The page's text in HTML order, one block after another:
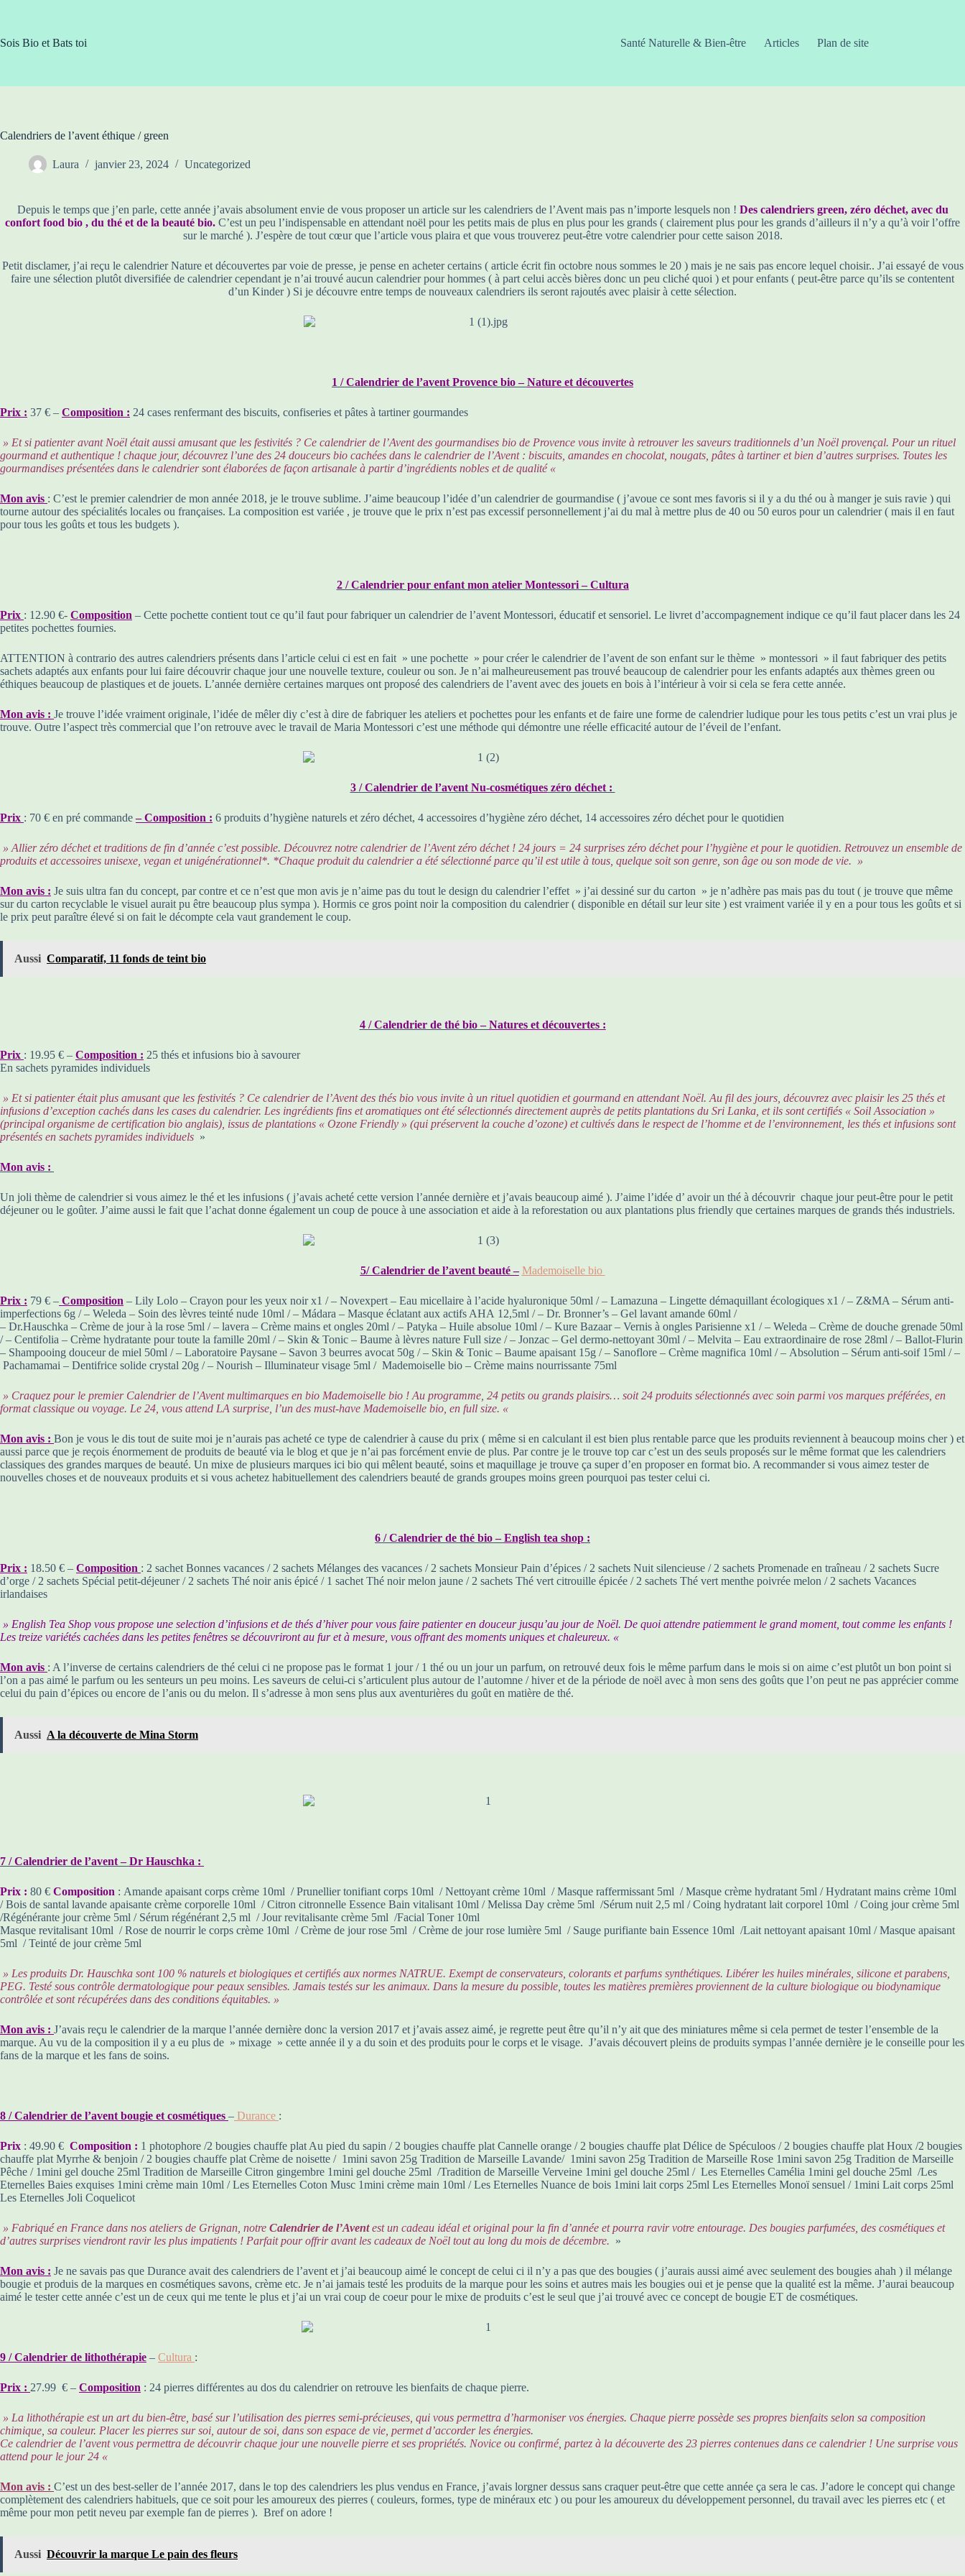
Sois Bio et Bats toi
Santé Naturelle & Bien-être Articles Plan de site
Calendriers de l’avent éthique / green
Laura janvier 23, 2024 Uncategorized
Depuis le temps que j’en parle, cette année j’avais absolument envie de vous proposer un article sur les calendriers de l’Avent mais pas n’importe lesquels non ! Des calendriers green, zéro déchet, avec du
confort food bio , du thé et de la beauté bio. C’est un peu l’indispensable en attendant noël pour les petits mais de plus en plus pour les grands ( clairement plus pour les grands d’ailleurs il n’y a qu’à voir l’offre
sur le marché ). J’espère de tout cœur que l’article vous plaira et que vous trouverez peut-être votre calendrier pour cette saison 2018.
Petit disclamer, j’ai reçu le calendrier Nature et découvertes par voie de presse, je pense en acheter certains ( article écrit fin octobre nous sommes le 20 ) mais je ne sais pas encore lequel choisir.. J’ai essayé de vous
faire une sélection plutôt diversifiée de calendrier cependant je n’ai trouvé aucun calendrier pour hommes ( à part celui accès bières donc un peu cliché quoi ) et pour enfants ( peut-être parce qu’ils se contentent
d’un Kinder ) Si je découvre entre temps de nouveaux calendriers ils seront rajoutés avec plaisir à cette sélection.
1 / Calendrier de l’avent Provence bio –Nature et découvertes
Prix : 37 € – Composition : 24 cases renfermant des biscuits, confiseries et pâtes à tartiner gourmandes
» Et si patienter avant Noël était aussi amusant que les festivités ? Ce calendrier de l’Avent des gourmandises bio de Provence vous invite à retrouver les saveurs traditionnels d’un Noël provençal. Pour un rituel
gourmand et authentique ! chaque jour, découvrez l’une des 24 douceurs bio cachées dans le calendrier de l’Avent : biscuits, amandes en chocolat, nougats, pâtes à tartiner et bien d’autres surprises. Toutes les
gourmandises présentées dans le calendrier sont élaborées de façon artisanale à partir d’ingrédients nobles et de qualité «
Mon avis : C’est le premier calendrier de mon année 2018, je le trouve sublime. J’aime beaucoup l’idée d’un calendrier de gourmandise ( j’avoue ce sont mes favoris si il y a du thé ou à manger je suis ravie ) qui
tourne autour des spécialités locales ou françaises. La composition est variée , je trouve que le prix n’est pas excessif personnellement j’ai du mal à mettre plus de 40 ou 50 euros pour un calendrier ( mais il en faut
pour tous les goûts et tous les budgets ).
2 / Calendrier pour enfant mon atelier Montessori –Cultura
Prix : 12.90 €- Composition – Cette pochette contient tout ce qu’il faut pour fabriquer un calendrier de l’avent Montessori, éducatif et sensoriel. Le livret d’accompagnement indique ce qu’il faut placer dans les 24
petites pochettes fournies.
ATTENTION à contrario des autres calendriers présents dans l’article celui ci est en fait » une pochette » pour créer le calendrier de l’avent de son enfant sur le thème » montessori » il faut fabriquer des petits
sachets adaptés aux enfants pour lui faire découvrir chaque jour une nouvelle texture, couleur ou son. Je n’ai malheureusement pas trouvé beaucoup de calendrier pour les enfants adaptés aux thèmes green ou
éthiques beaucoup de plastiques et de jouets. L’année dernière certaines marques ont proposé des calendriers de l’avent avec des jouets en bois à l’intérieur à voir si cela se fera cette année.
Mon avis : Je trouve l’idée vraiment originale, l’idée de mêler diy c’est à dire de fabriquer les ateliers et pochettes pour les enfants et de faire une forme de calendrier ludique pour les tous petits c’est un vrai plus je
trouve. Outre l’aspect très commercial que l’on retrouve avec le travail de Maria Montessori c’est une méthode qui démontre une réelle efficacité autour de l’éveil de l’enfant.
3 / Calendrier de l’avent Nu-cosmétiqueszéro déchet :
Prix : 70 € en pré commande– Composition : 6 produits d’hygiène naturels et zéro déchet, 4 accessoires d’hygiène zéro déchet, 14 accessoires zéro déchet pour le quotidien
» Allier zéro déchet et traditions de fin d’année c’est possible. Découvrez notre calendrier de l’Avent zéro déchet ! 24 jours = 24 surprises zéro déchet pour l’hygiène et pour le quotidien. Retrouvez un ensemble de
produits et accessoires unisexe, vegan et unigénérationnel*. *Chaque produit du calendrier a été sélectionné parce qu’il est utile à tous, quelque soit son genre, son âge ou son mode de vie. »
Mon avis : Je suis ultra fan du concept, par contre et ce n’est que mon avis je n’aime pas du tout le design du calendrier l’effet » j’ai dessiné sur du carton » je n’adhère pas mais pas du tout ( je trouve que même
sur du carton recyclable le visuel aurait pu être beaucoup plus sympa ). Hormis ce gros point noir la composition du calendrier ( disponible en détail sur leur site ) est vraiment variée il y en a pour tous les goûts et si
le prix peut paraître élevé si on fait le décompte cela vaut grandement le coup.
Aussi Comparatif, 11 fonds de teint bio
4 / Calendrier de thé bio –Natures et découvertes :
Prix : 19.95 € – Composition : 25 thés et infusions bio à savourer
En sachets pyramides individuels
» Et si patienter était plus amusant que les festivités ? Ce calendrier de l’Avent des thés bio vous invite à un rituel quotidien et gourmand en attendant Noël. Au fil des jours, découvrez avec plaisir les 25 thés et
infusions d’exception cachés dans les cases du calendrier. Les ingrédients fins et aromatiques ont été sélectionnés directement auprès de petits plantations du Sri Lanka, et ils sont certifiés « Soil Association »
(principal organisme de certification bio anglais), issus de plantations « Ozone Friendly » (qui préservent la couche d’ozone) et cultivés dans le respect de l’homme et de l’environnement, les thés et infusions sont
présentés en sachets pyramides individuels »
Mon avis :
Un joli thème de calendrier si vous aimez le thé et les infusions ( j’avais acheté cette version l’année dernière et j’avais beaucoup aimé ). J’aime l’idée d’ avoir un thé à découvrir chaque jour peut-être pour le petit
déjeuner ou le goûter. J’aime aussi le fait que l’achat donne également un coup de pouce à une association et aide à la reforestation ou aux plantations plus friendly que certaines marques de grands thés industriels.
5/ Calendrier de l’avent beauté – Mademoiselle bio
Prix : 79 € – Composition – Lily Lolo – Crayon pour les yeux noir x1 / – Novexpert – Eau micellaire à l’acide hyaluronique 50ml / – Lamazuna – Lingette démaquillant écologiques x1 / – Z&MA – Sérum anti-
imperfections 6g / – Weleda – Soin des lèvres teinté nude 10ml / – Mádara – Masque éclatant aux actifs AHA 12,5ml / – Dr. Bronner’s – Gel lavant amande 60ml /
– Dr.Hauschka – Crème de jour à la rose 5ml / – lavera – Crème mains et ongles 20ml / – Patyka – Huile absolue 10ml / – Kure Bazaar – Vernis à ongles Parisienne x1 / – Weleda – Crème de douche grenade 50ml
/ – Centifolia – Crème hydratante pour toute la famille 20ml / – Skin & Tonic – Baume à lèvres nature Full size / – Jonzac – Gel dermo-nettoyant 30ml / – Melvita – Eau extraordinaire de rose 28ml / – Ballot-Flurin
– Shampooing douceur de miel 50ml / – Laboratoire Paysane – Savon 3 beurres avocat 50g / – Skin & Tonic – Baume apaisant 15g / – Sanoflore – Crème magnifica 10ml / – Absolution – Sérum anti-soif 15ml / –
Pachamamai – Dentifrice solide crystal 20g / – Nourish – Illuminateur visage 5ml / Mademoiselle bio – Crème mains nourrissante 75ml
» Craquez pour le premier Calendrier de l’Avent multimarques en bio Mademoiselle bio ! Au programme, 24 petits ou grands plaisirs… soit 24 produits sélectionnés avec soin parmi vos marques préférées, en
format classique ou voyage. Le 24, vous attend LA surprise, l’un des must-have Mademoiselle bio, en full size. «
Mon avis : Bon je vous le dis tout de suite moi je n’aurais pas acheté ce type de calendrier à cause du prix ( même si en calculant il est bien plus rentable parce que les produits reviennent à beaucoup moins cher ) et
aussi parce que je reçois énormement de produits de beauté via le blog et que je n’ai pas forcément envie de plus. Par contre je le trouve top car c’est un des seuls proposés sur le même format que les calendriers
classiques des grandes marques de beauté. Un mixe de plusieurs marques ici bio qui mêlent beauté, soins et maquillage je trouve ça super d’en proposer en format bio. A recommander si vous aimez tester de
nouvelles choses et de nouveaux produits et si vous achetez habituellement des calendriers beauté de grands groupes moins green pourquoi pas tester celui ci.
6 / Calendrier de thé bio –English tea shop :
Prix : 18.50 € – Composition : 2 sachet Bonnes vacances / 2 sachets Mélanges des vacances / 2 sachets Monsieur Pain d’épices / 2 sachets Nuit silencieuse / 2 sachets Promenade en traîneau / 2 sachets Sucre
d’orge / 2 sachets Spécial petit-déjeuner / 2 sachets Thé noir anis épicé / 1 sachet Thé noir melon jaune / 2 sachets Thé vert citrouille épicée / 2 sachets Thé vert menthe poivrée melon / 2 sachets Vacances
irlandaises
» English Tea Shop vous propose une selection d’infusions et de thés d’hiver pour vous faire patienter en douceur jusqu’au jour de Noël. De quoi attendre patiemment le grand moment, tout comme les enfants !
Les treize variétés cachées dans les petites fenêtres se découvriront au fur et à mesure, vous offrant des moments uniques et chaleureux. «
Mon avis : A l’inverse de certains calendriers de thé celui ci ne propose pas le format 1 jour / 1 thé ou un jour un parfum, on retrouvé deux fois le même parfum dans le mois si on aime c’est plutôt un bon point si
l’on a pas aimé le parfum ou les senteurs un peu moins. Les saveurs de celui-ci s’articulent plus autour de l’automne / hiver et de la période de noël avec à mon sens des goûts que l’on peut ne pas apprécier comme
celui du pain d’épices ou encore de l’anis ou du melon. Il s’adresse à mon sens plus aux aventurières du goût en matière de thé.
Aussi A la découverte de Mina Storm
7 / Calendrier de l’avent –Dr Hauschka :
Prix : 80 € Composition : Amande apaisant corps crème 10ml / Prunellier tonifiant corps 10ml / Nettoyant crème 10ml / Masque raffermissant 5ml / Masque crème hydratant 5ml / Hydratant mains crème 10ml
/ Bois de santal lavande apaisante crème corporelle 10ml / Citron citronnelle Essence Bain vitalisant 10ml / Melissa Day crème 5ml /Sérum nuit 2,5 ml / Coing hydratant lait corporel 10ml / Coing jour crème 5ml
/Régénérante jour crème 5ml / Sérum régénérant 2,5 ml / Jour revitalisante crème 5ml /Facial Toner 10ml
Masque revitalisant 10ml / Rose de nourrir le corps crème 10ml / Crème de jour rose 5ml / Crème de jour rose lumière 5ml / Sauge purifiante bain Essence 10ml /Lait nettoyant apaisant 10ml / Masque apaisant
5ml / Teinté de jour crème 5ml
» Les produits Dr. Hauschka sont 100 % naturels et biologiques et certifiés aux normes NATRUE. Exempt de conservateurs, colorants et parfums synthétiques. Libérer les huiles minérales, silicone et parabens,
PEG. Testé sous contrôle dermatologique pour peaux sensibles. Jamais testés sur les animaux. Dans la mesure du possible, toutes les matières premières proviennent de la culture biologique ou biodynamique
contrôlée et sont récupérées dans des conditions équitables. »
Mon avis : J’avais reçu le calendrier de la marque l’année dernière donc la version 2017 et j’avais assez aimé, je regrette peut être qu’il n’y ait que des miniatures même si cela permet de tester l’ensemble de la
marque. Au vu de la composition il y a eu plus de » mixage » cette année il y a du soin et des produits pour le corps et le visage. J’avais découvert pleins de produits sympas l’année dernière je le conseille pour les
fans de la marque et les fans de soins.
8 / Calendrier de l’avent bougie et cosmétiques – Durance :
Prix : 49.90 € Composition : 1 photophore /2 bougies chauffe plat Au pied du sapin / 2 bougies chauffe plat Cannelle orange / 2 bougies chauffe plat Délice de Spéculoos / 2 bougies chauffe plat Houx /2 bougies
chauffe plat Myrrhe & benjoin / 2 bougies chauffe plat Crème de noisette / 1mini savon 25g Tradition de Marseille Lavande/ 1mini savon 25g Tradition de Marseille Rose 1mini savon 25g Tradition de Marseille
Pêche / 1mini gel douche 25ml Tradition de Marseille Citron gingembre 1mini gel douche 25ml /Tradition de Marseille Verveine 1mini gel douche 25ml / Les Eternelles Camélia 1mini gel douche 25ml /Les
Eternelles Baies exquises 1mini crème main 10ml / Les Eternelles Coton Musc 1mini crème main 10ml / Les Eternelles Nuance de bois 1mini lait corps 25ml Les Eternelles Monoï sensuel / 1mini Lait corps 25ml
Les Eternelles Joli Coquelicot
» Fabriqué en France dans nos ateliers de Grignan, notre Calendrier de l’Aventest un cadeau idéal et original pour la fin d’année et pourra ravir votre entourage. Des bougies parfumées, des cosmétiques et
d’autres surprises viendront ravir les plus impatients ! Parfait pour offrir avant les cadeaux de Noël tout au long du mois de décembre. »
Mon avis : Je ne savais pas que Durance avait des calendriers de l’avent et j’ai beaucoup aimé le concept de celui ci il n’y a pas que des bougies ( j’aurais aussi aimé avec seulement des bougies ahah ) il mélange
bougie et produis de la marques en cosmétiques savons, crème etc. Je n’ai jamais testé les produits de la marque pour les soins et autres mais les bougies oui et je pense que la qualité est la même. J’aurai beaucoup
aimé le tester cette année c’est un de ceux qui me tente le plus et j’ai un vrai coup de coeur pour le mixe de produits c’est le seul que j’ai trouvé avec ce concept de bougie ET de cosmétiques.
9 / Calendrier de lithothérapie – Cultura :
Prix : 27.99 € – Composition : 24 pierres différentes au dos du calendrier on retrouve les bienfaits de chaque pierre.
» La lithothérapie est un art du bien-être, basé sur l’utilisation des pierres semi-précieuses, qui vous permettra d’harmoniser vos énergies. Chaque pierre possède ses propres bienfaits selon sa composition
chimique, sa couleur. Placer les pierres sur soi, autour de soi, dans son espace de vie, permet d’accorder les énergies.
Ce calendrier de l’avent vous permettra de découvrir chaque jour une nouvelle pierre et ses propriétés. Novice ou confirmé, partez à la découverte des 23 pierres contenues dans ce calendrier ! Une surprise vous
attend pour le jour 24 «
Mon avis : C’est un des best-seller de l’année 2017, dans le top des calendriers les plus vendus en France, j’avais lorgner dessus sans craquer peut-être que cette année ça sera le cas. J’adore le concept qui change
complètement des calendriers habituels, que ce soit pour les amoureux des pierres ( couleurs, formes, type de minéraux etc ) ou pour les amoureux du développement personnel, du travail avec les pierres etc ( et
même pour mon petit neveu par exemple fan de pierres ). Bref on adore !
Aussi Découvrir la marque Le pain des fleurs